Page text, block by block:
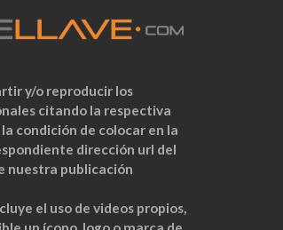
y/o reproducir los
citando la respectiva
condición de colocar en la
dirección url del
nuestra publicación
el uso de videos propios,